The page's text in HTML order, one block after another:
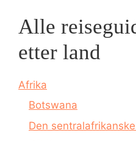
Alle
etter land
Afrika
Botswana
Den